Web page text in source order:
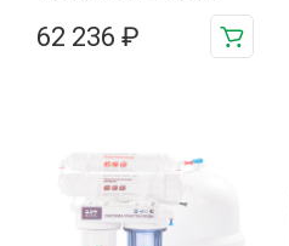
62 236 ₽